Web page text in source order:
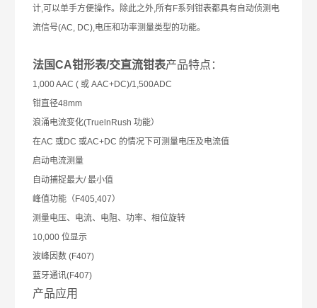
计,可以单手方便操作。除此之外,所有F系列钳表都具有自动侦测电
流信号(AC, DC),电压和功率测量类型的功能。
法国CA钳形表/交直流钳表产品特点：
1,000 AAC ( 或 AAC+DC)/1,500ADC
钳直径48mm
浪涌电流变化(TruelnRush 功能）
在AC 或DC 或AC+DC 的情况下可测量电压及电流值
启动电流测量
自动捕捉最大/ 最小值
峰值功能（F405,407）
测量电压、电流、电阻、功率、相位旋转
10,000 位显示
波峰因数 (F407)
蓝牙通讯(F407)
产品应用